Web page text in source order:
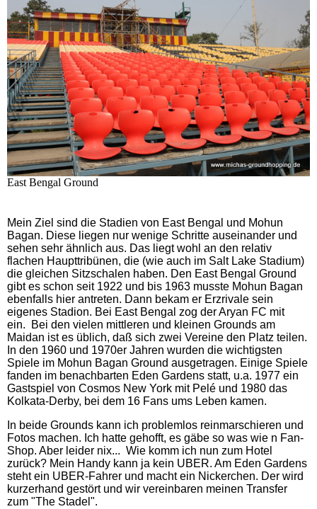
East Bengal Ground
Mein Ziel sind die Stadien von East Bengal und Mohun
Bagan. Diese liegen nur wenige Schritte auseinander und
sehen sehr ähnlich aus. Das liegt wohl an den relativ
flachen Haupttribünen, die (wie auch im Salt Lake Stadium)
die gleichen Sitzschalen haben. Den East Bengal Ground
gibt es schon seit 1922 und bis 1963 musste Mohun Bagan
ebenfalls hier antreten. Dann bekam er Erzrivale sein
eigenes Stadion. Bei East Bengal zog der Aryan FC mit
ein. Bei den vielen mittleren und kleinen Grounds am
Maidan istes üblich, daß sich zwei Vereine den Platz teilen.
In den 1960 und 1970er Jahren wurden die wichtigsten
Spiele im Mohun Bagan Ground ausgetragen. Einige Spiele
fanden im benachbarten Eden Gardens statt, u.a. 1977 ein
Gastspiel von Cosmos New York mit Pelé und 1980 das
Kolkata-Derby, bei dem 16 Fans ums Leben kamen.
In beide Grounds kann ich problemlos reinmarschieren und
Fotos machen. Ich hatte gehofft, es gäbe so was wie n Fan-
Shop. Aber leider nix... Wie komm ich nun zum Hotel
zurück? Mein Handy kann ja kein UBER. Am Eden Gardens
steht ein UBER-Fahrer und macht ein Nickerchen. Der wird
kurzerhand gestört und wir vereinbaren meinen Transfer
zum "The Stadel".